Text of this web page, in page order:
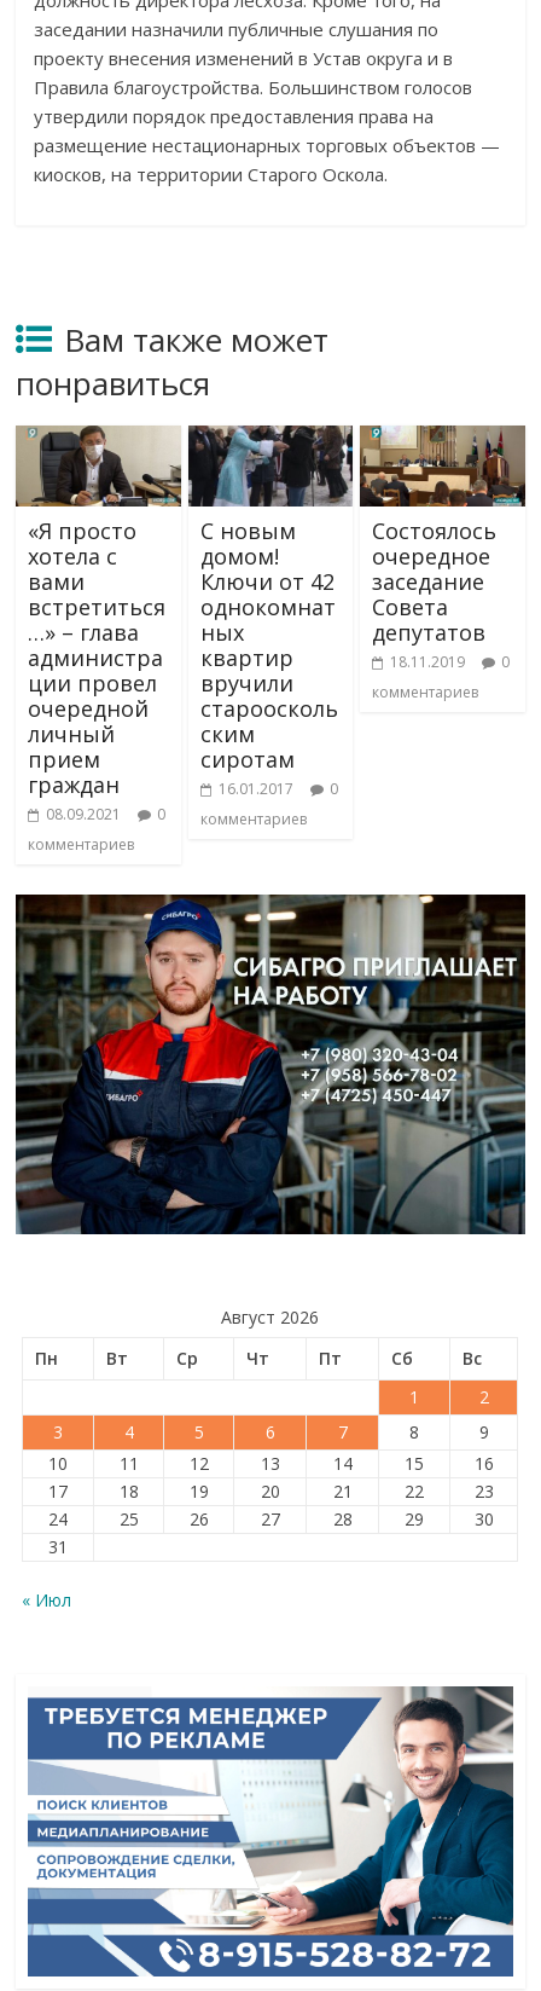
заседании назначили публичные слушания по
проекту внесения изменений в Устав округа и в
Правила благоустройства. Большинством голосов
утвердили порядок предоставления права на
размещение нестационарных торговых объектов —
киосков, на территории Старого Оскола.
Вам также может
понравиться
«Я просто
хотела с
вами
встретиться
…» – глава
администра
ции провел
очередной
личный
прием
граждан
08.09.2021
0
комментариев
С новым
домом!
Ключи от 42
однокомнат
ных
квартир
вручили
староосколь
ским
сиротам
16.01.2017
0
комментариев
Состоялось
очередное
заседание
Совета
депутатов
18.11.2019
0
комментариев
Август 2026
Пн
Вт Ср Чт Пт Сб
Вс
1
2
3
4 5 6 7 8
9
10
11 12 13 14 15
16
17
18 19 20 21 22
23
24
25 26 27 28 29
30
31
« Июл